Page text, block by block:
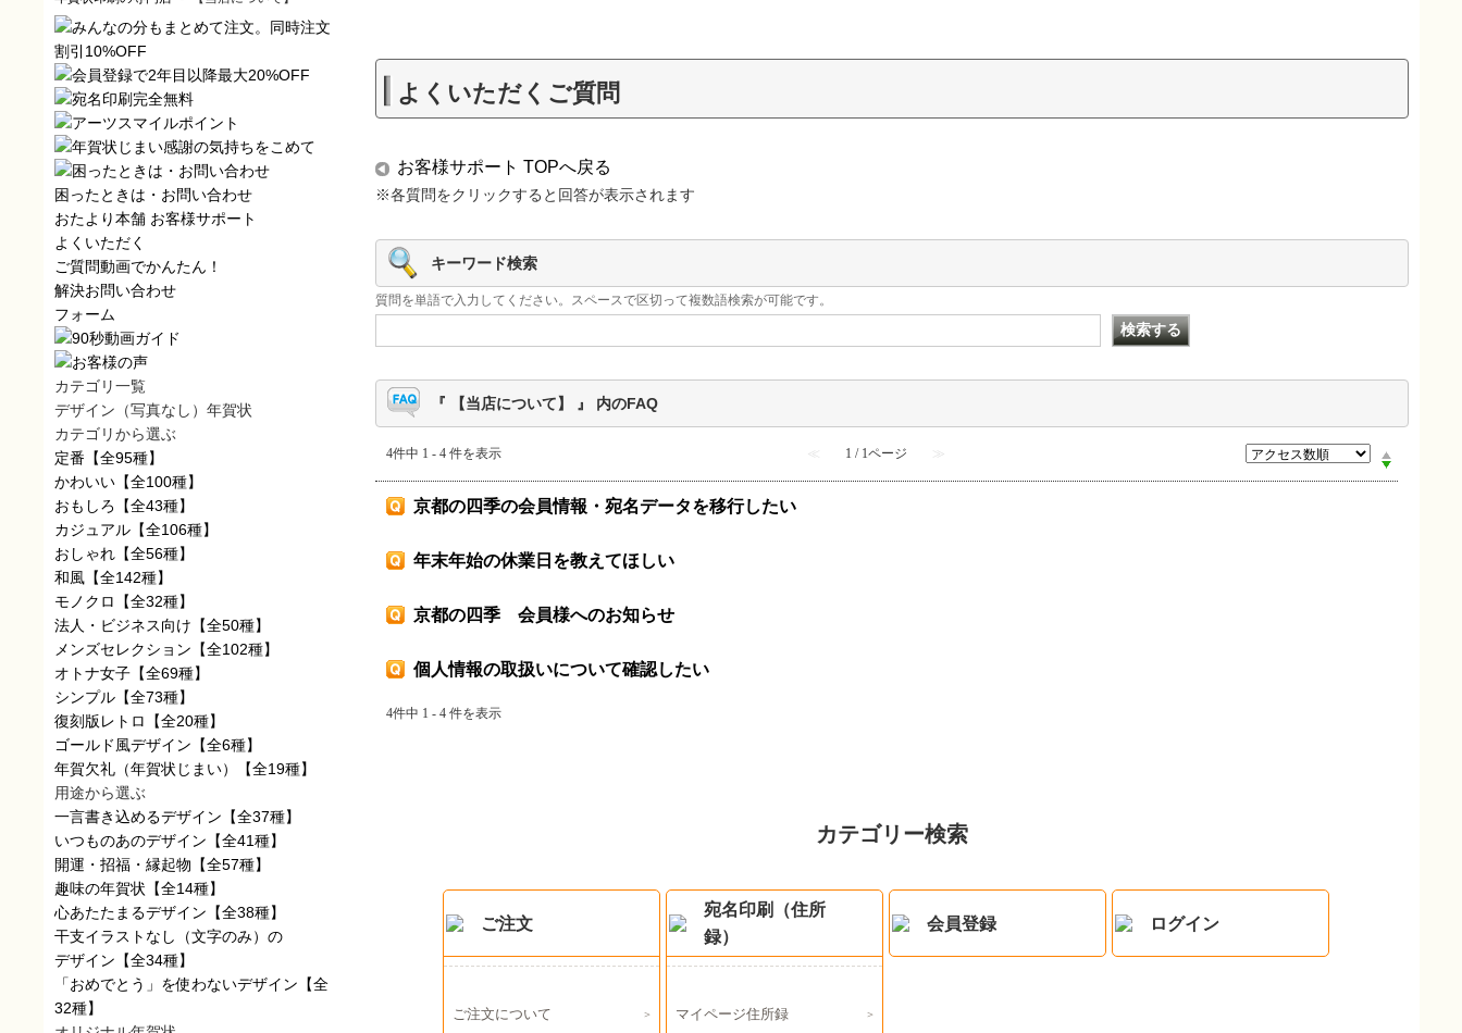
困ったときは・お問い合わせ
おたより本舗 お客様サポート
よくいただく
ご質問動画でかんたん！
解決お問い合わせ
フォーム
カテゴリ一覧
デザイン（写真なし）年賀状
カテゴリから選ぶ
定番 【全95種】
かわいい【全100種】
おもしろ 【全43種】
カジュアル【全106種】
おしゃれ【全56種】
和風【全142種】
モノクロ 【全32種】
法人・ビジネス向け 【全50種】
メンズセレクション 【全102種】
オトナ女子【全69種】
シンプル【全73種】
復刻版レトロ 【全20種】
ゴールド風デザイン 【全6種】
年賀欠礼（年賀状じまい）
【全19種】
用途から選ぶ
一言書き込めるデザイン 【全37種】
いつものあのデザイン 【全41種】
開運・招福・縁起物 【全57種】
趣味の年賀状 【全14種】
心あたたまるデザイン 【全38種】
干支イラストなし（文字のみ）の
デザイン 【全34種】
「おめでとう」を使わないデザイン 【全
32種】
よくいただくご質問
お客様サポート TOPへ戻る
※各質問をクリックすると回答が表示されます
キーワード検索
質問を単語で入力してください。スペースで区切って複数語検索が可能です。
『 【当店について】 』 内のFAQ
4件中 1 - 4 件を表示 ≪ 1 / 1ページ ≫
京都の四季の会員情報・宛名データを移行したい
年末年始の休業日を教えてほしい
京都の四季 会員様へのお知らせ
個人情報の取扱いについて確認したい
4件中 1 - 4 件を表示
カテゴリー検索
ご注文
ご注文について
宛名印刷（住所
録）
マイページ住所録
会員登録 ログイン